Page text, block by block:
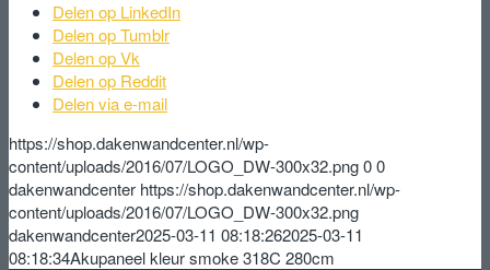
Delen op LinkedIn
Delen op Tumblr
Delen op Vk
Delen op Reddit
Delen via e-mail
https://shop.dakenwandcenter.nl/wp-
content/uploads/2016/07/LOGO_DW-300x32.png00
dakenwandcenter https://shop.dakenwandcenter.nl/wp-
content/uploads/2016/07/LOGO_DW-300x32.png
dakenwandcenter2025-03-11 08:18:262025-03-11
08:18:34Akupaneel kleur smoke 318C 280cm